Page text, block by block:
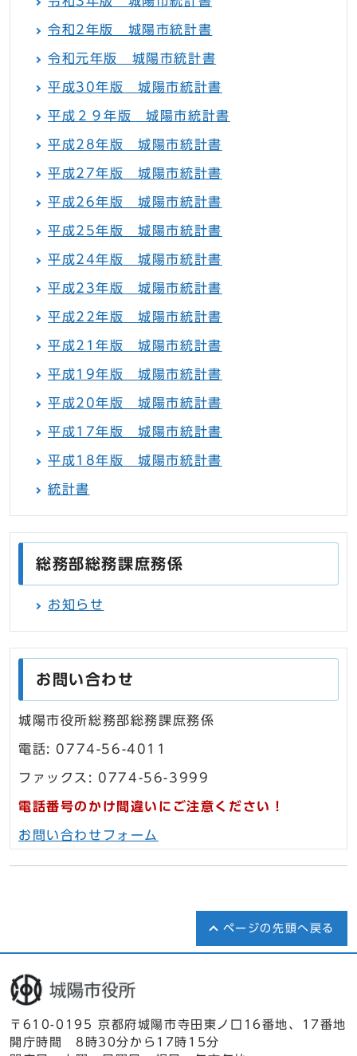
令和2年版 城陽市統計書
令和元年版 城陽市統計書
平成30年版 城陽市統計書
平成２９年版 城陽市統計書
平成28年版 城陽市統計書
平成27年版 城陽市統計書
平成26年版 城陽市統計書
平成25年版 城陽市統計書
平成24年版 城陽市統計書
平成23年版 城陽市統計書
平成22年版 城陽市統計書
平成21年版 城陽市統計書
平成19年版 城陽市統計書
平成20年版 城陽市統計書
平成17年版 城陽市統計書
平成18年版 城陽市統計書
統計書
総務部総務課庶務係
お知らせ
お問い合わせ
城陽市役所総務部総務課庶務係
電話: 0774-56-4011
ファックス: 0774-56-3999
電話番号のかけ間違いにご注意ください！
お問い合わせフォーム
ページの先頭へ戻る
〒610-0195 京都府城陽市寺田東ノ口16番地、17番地
開庁時間 8時30分から17時15分